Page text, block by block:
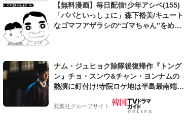
【無料漫画】毎日配信!少年アシベ(155)
「パパといっしょに」森下裕美/キュート
なゴマフアザラシの“ゴマちゃん”をめぐ
ナム・ジュヒョク除隊後復帰作『トング
ン』チョ・スンウ&チャン・ヨンナムの
熱演に釘付け!寺院ロケ地は半島最南端の
国旅行】
双葉社グループサイト